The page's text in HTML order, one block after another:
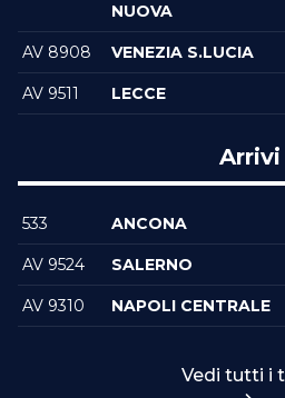
NUOVA
AV 8908 VENEZIA S.LUCIA
AV 9511 LECCE
Arrivi
533 ANCONA
AV 9524 SALERNO
AV 9310 NAPOLI CENTRALE
Vedi tutti i